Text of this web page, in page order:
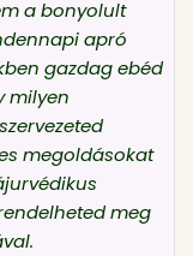
a bonyolult
apró
gazdag ebéd
milyen
megoldásokat
meg